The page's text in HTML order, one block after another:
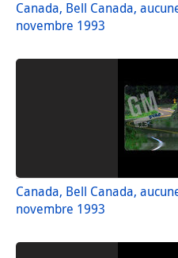
Canada, Bell Canada,
novembre 1993
Canada, Bell Canada,
novembre 1993